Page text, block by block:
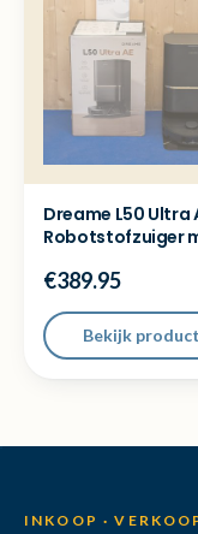
Dreame L50 Ultra
Robotstofzuiger
€389.95
Bekijk product
INKOOP ·